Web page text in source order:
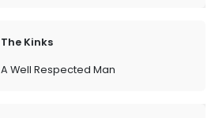
The Kinks
A Well Respected Man